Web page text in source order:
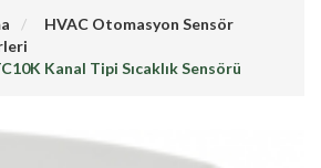
HVAC Otomasyon Sensör
Kanal Tipi Sıcaklık Sensörü